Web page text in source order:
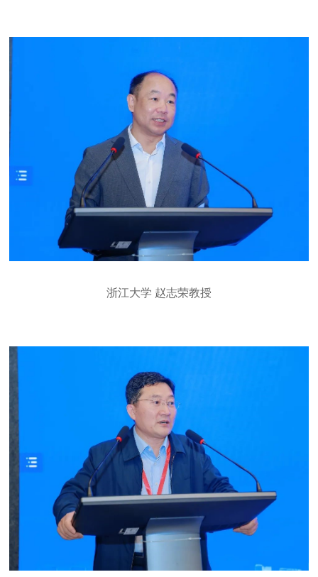
浙江大学 赵志荣教授